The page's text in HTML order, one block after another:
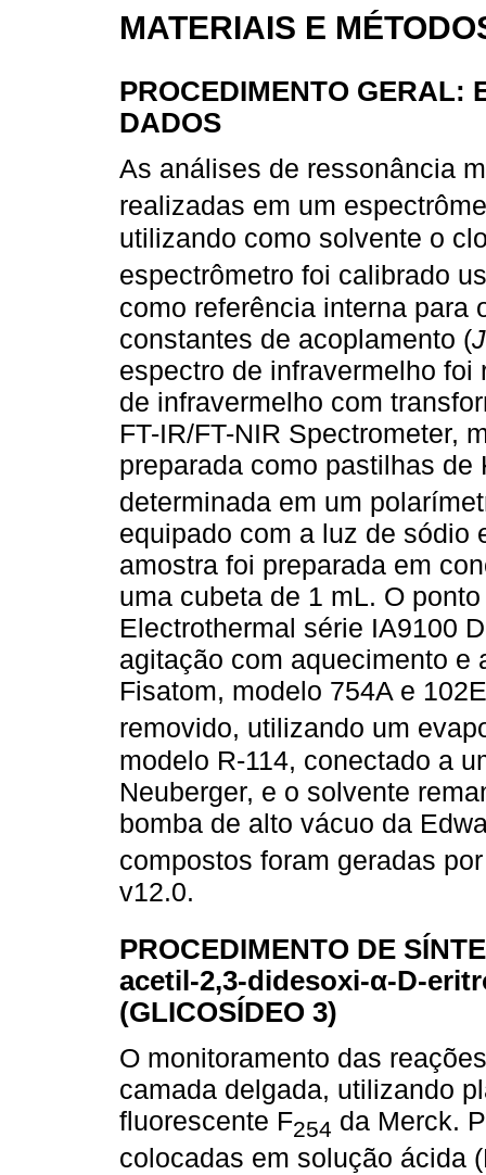
MATERIAIS E
PROCEDIMENTO GERAL:
DADOS
As análises de ressonância
realizadas em um
utilizando como solvente o
espectrômetro foi calibrado
como referência interna para
constantes de acoplamento (J
espectro de infravermelho
de infravermelho com
FT-IR/FT-NIR Spectrometer,
preparada como pastilhas
determinada em um
equipado com a luz de sódio
amostra foi preparada em
uma cubeta de 1 mL. O
Electrothermal série IA9100
agitação com aquecimento e
Fisatom, modelo 754A e
removido, utilizando um
modelo R-114, conectado a
Neuberger, e o solvente
bomba de alto vácuo da
compostos foram geradas
v12.0.
PROCEDIMENTO DE
acetil-2,3-didesoxi-α-D-
(GLICOSÍDEO 3)
O monitoramento das
camada delgada, utilizando
fluorescente F254 da Merck.
colocadas em solução ácida